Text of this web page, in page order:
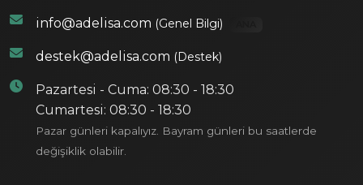
info@adelisa.com (Genel Bilgi)
destek@adelisa.com (Destek)
Pazartesi - Cuma: 08:30 - 18:30
Cumartesi: 08:30 - 18:30
Pazar günleri kapalıyız. Bayram günleri bu saatlerde
değişiklik olabilir.